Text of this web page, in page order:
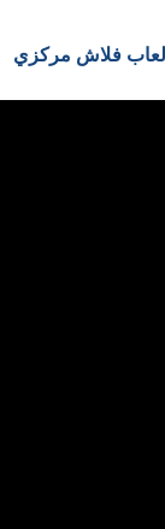
العاب فلاش مركزي